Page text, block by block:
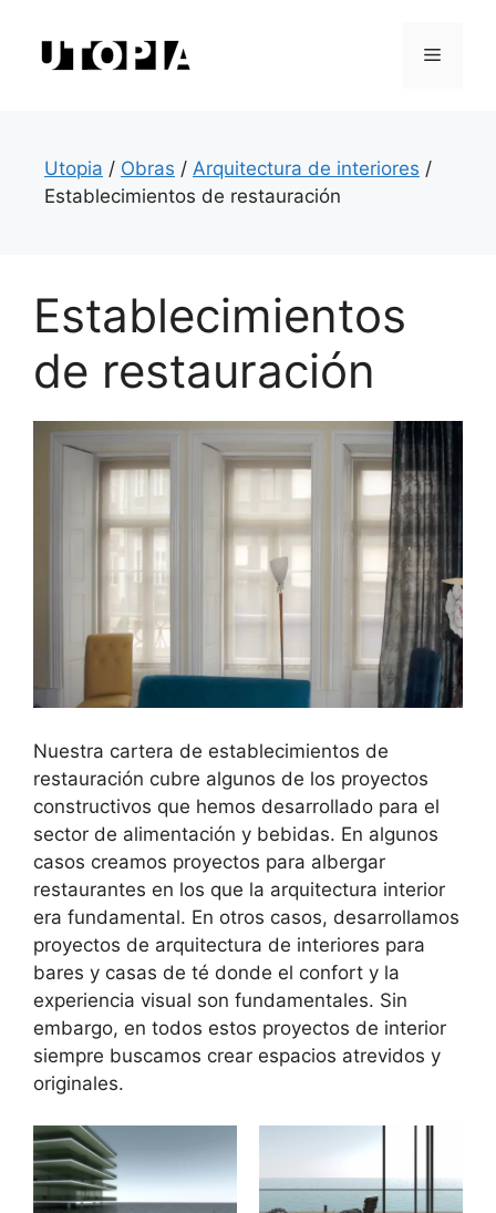
contenido
Menú
Utopia / Obras / Arquitectura de interiores /
Establecimientos de restauración
Establecimientos
de restauración
Nuestra cartera de establecimientos de
restauración cubre algunos de los proyectos
constructivos que hemos desarrollado para el
sector de alimentación y bebidas. En algunos
casos creamos proyectos para albergar
restaurantes en los que la arquitectura interior
era fundamental. En otros casos, desarrollamos
proyectos de arquitectura de interiores para
bares y casas de té donde el confort y la
experiencia visual son fundamentales. Sin
embargo, en todos estos proyectos de interior
siempre buscamos crear espacios atrevidos y
originales.